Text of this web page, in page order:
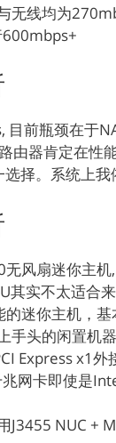
无线均为
目前瓶颈在于
由器肯定在性
择。系统上
无风扇迷你主
其实不太适合
的迷你主机，
手头的闲置机
Express x1
网卡即使是
NUC +